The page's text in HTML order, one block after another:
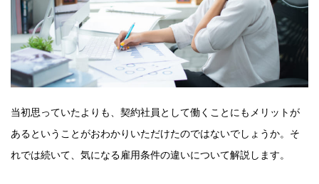
当初思っていたよりも、契約社員として働くことにもメリットが
あるということがおわかりいただけたのではないでしょうか。そ
れでは続いて、気になる雇用条件の違いについて解説します。